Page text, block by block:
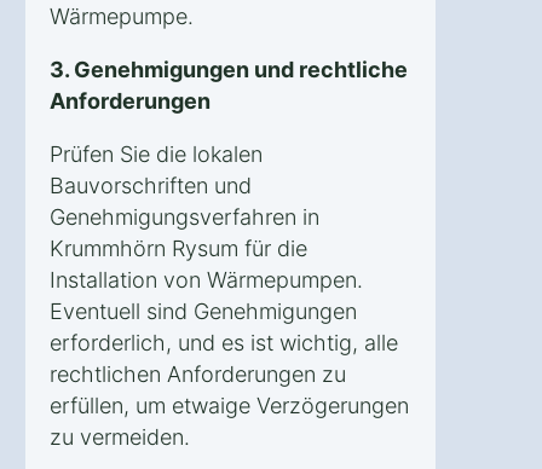
Wärmepumpe.
3. Genehmigungen und rechtliche
Anforderungen
Prüfen Sie die lokalen
Bauvorschriften und
Genehmigungsverfahren in
Krummhörn Rysum für die
Installation von Wärmepumpen.
Eventuell sind Genehmigungen
erforderlich, und es ist wichtig, alle
rechtlichen Anforderungen zu
erfüllen, um etwaige Verzögerungen
zu vermeiden.